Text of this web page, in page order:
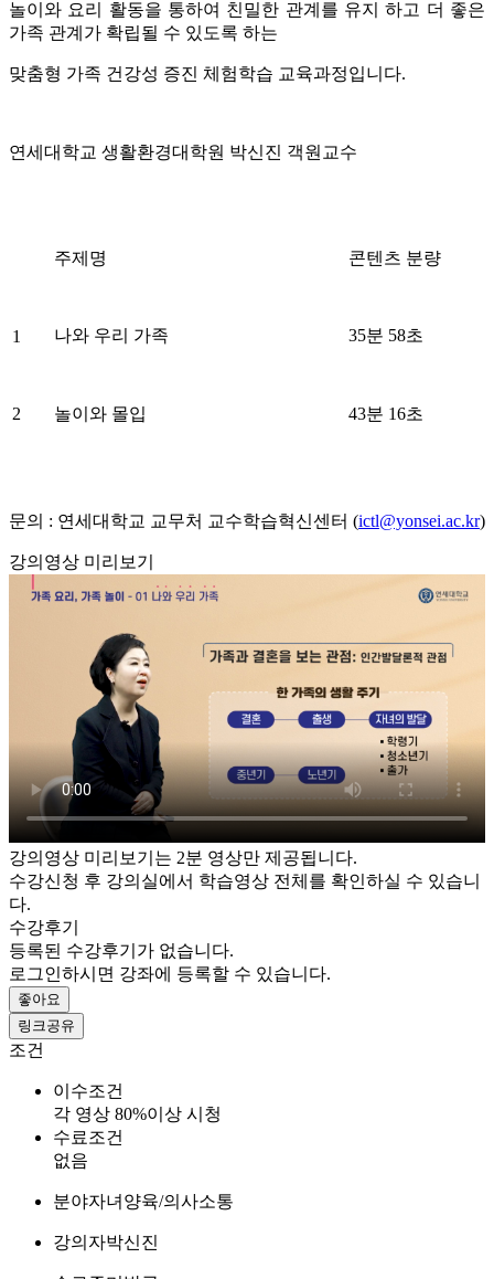
놀이와 요리 활동을 통하여 친밀한 관계를 유지 하고 더 좋은
가족 관계가 확립될 수 있도록 하는
맞춤형 가족 건강성 증진 체험학습 교육과정입니다.
연세대학교 생활환경대학원 박신진 객원교수
주제명 콘텐츠 분량
1 나와 우리 가족 35분 58초
2 놀이와 몰입 43분 16초
문의 : 연세대학교 교무처 교수학습혁신센터 (ictl@yonsei.ac.kr)
강의영상 미리보기
강의영상 미리보기는 2분 영상만 제공됩니다.
수강신청 후 강의실에서 학습영상 전체를 확인하실 수 있습니
다.
수강후기
등록된 수강후기가 없습니다.
로그인하시면 강좌에 등록할 수 있습니다.
좋아요
링크공유
조건
이수조건
각 영상 80%이상 시청
수료조건
없음
분야자녀양육/의사소통
강의자박신진